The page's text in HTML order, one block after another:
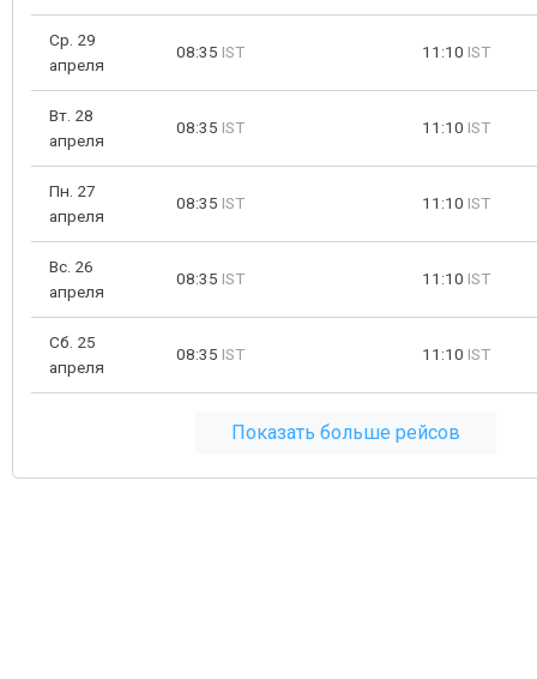
Ср. 29
апреля
08:35 IST 11:10 IST
Вт. 28
апреля
08:35 IST 11:10 IST
Пн. 27
апреля
08:35 IST 11:10 IST
Вс. 26
апреля
08:35 IST 11:10 IST
Сб. 25
апреля
08:35 IST 11:10 IST
Показать больше рейсов